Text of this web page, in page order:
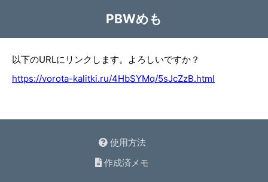
PBWめも
以下のURLにリンクします。よろしいですか？
https://vorota-kalitki.ru/4HbSYMq/5sJcZzB.html
使用方法
作成済メモ